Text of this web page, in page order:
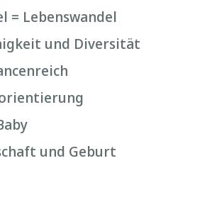
= Lebenswandel
und Diversität
und Geburt